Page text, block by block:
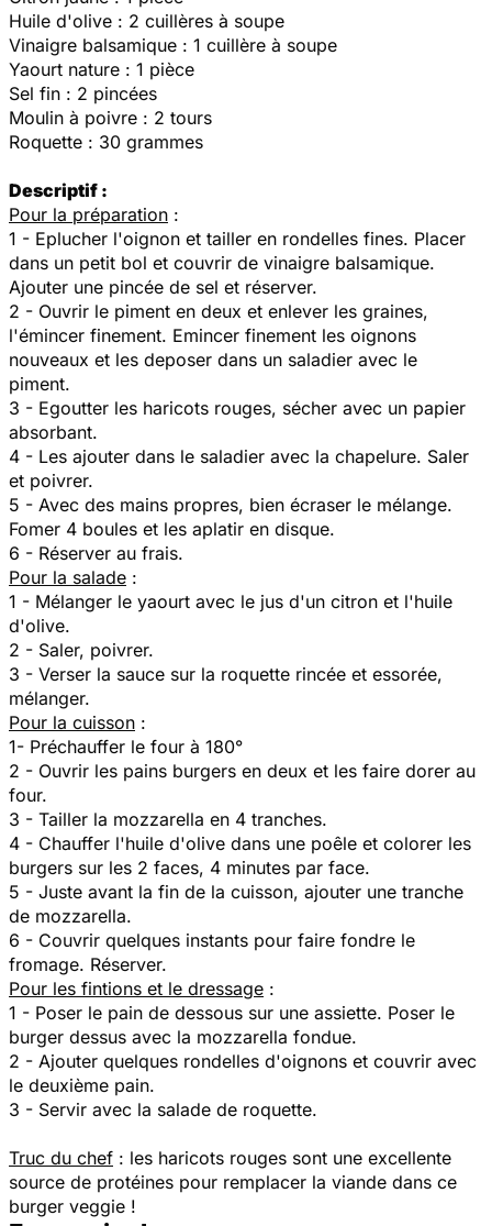
Huile d'olive : 2 cuillères à soupe
Vinaigre balsamique : 1 cuillère à soupe
Yaourt nature : 1 pièce
Sel fin : 2 pincées
Moulin à poivre : 2 tours
Roquette : 30 grammes
Descriptif :
Pour la préparation :
1 - Eplucher l'oignon et tailler en rondelles fines. Placer
dans un petit bol et couvrir de vinaigre balsamique.
Ajouter une pincée de sel et réserver.
2 - Ouvrir le piment en deux et enlever les graines,
l'émincer finement. Emincer finement les oignons
nouveaux et les deposer dans un saladier avec le
piment.
3 - Egoutter les haricots rouges, sécher avec un papier
absorbant.
4 - Les ajouter dans le saladier avec la chapelure. Saler
et poivrer.
5 - Avec des mains propres, bien écraser le mélange.
Fomer 4 boules et les aplatir en disque.
6 - Réserver au frais.
Pour la salade :
1 - Mélanger le yaourt avec le jus d'un citron et l'huile
d'olive.
2 - Saler, poivrer.
3 - Verser la sauce sur la roquette rincée et essorée,
mélanger.
Pour la cuisson :
1- Préchauffer le four à 180°
2 - Ouvrir les pains burgers en deux et les faire dorer au
four.
3 - Tailler la mozzarella en 4 tranches.
4 - Chauffer l'huile d'olive dans une poêle et colorer les
burgers sur les 2 faces, 4 minutes par face.
5 - Juste avant la fin de la cuisson, ajouter une tranche
de mozzarella.
6 - Couvrir quelques instants pour faire fondre le
fromage. Réserver.
Pour les fintions et le dressage :
1 - Poser le pain de dessous sur une assiette. Poser le
burger dessus avec la mozzarella fondue.
2 - Ajouter quelques rondelles d'oignons et couvrir avec
le deuxième pain.
3 - Servir avec la salade de roquette.
Truc du chef : les haricots rouges sont une excellente
source de protéines pour remplacer la viande dans ce
burger veggie !